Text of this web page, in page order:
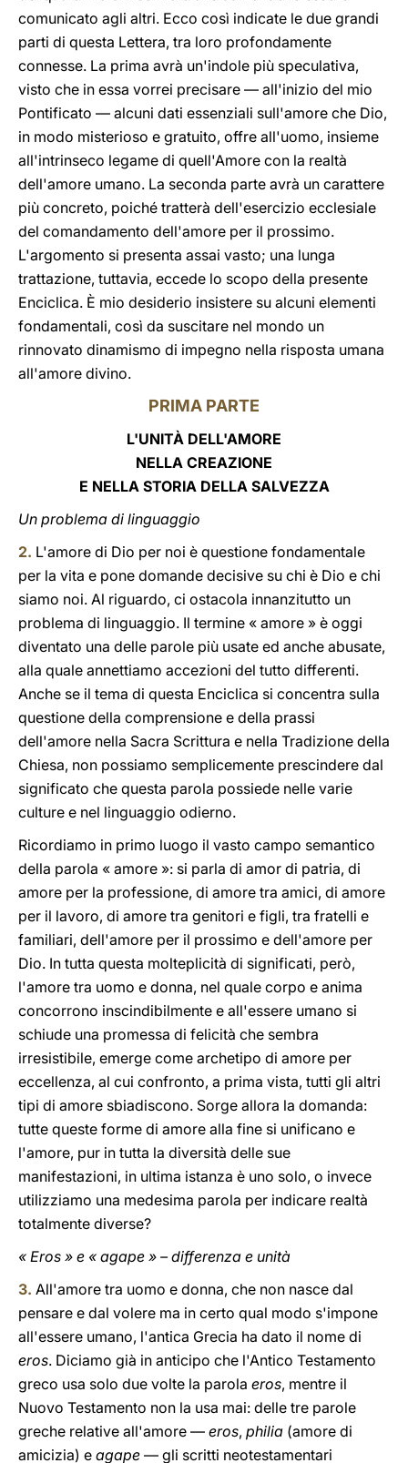
comunicato agli altri. Ecco così indicate le due grandi
parti di questa Lettera, tra loro profondamente
connesse. La prima avrà un'indole più speculativa,
visto che in essa vorrei precisare — all'inizio del mio
Pontificato — alcuni dati essenziali sull'amore che Dio,
in modo misterioso e gratuito, offre all'uomo, insieme
all'intrinseco legame di quell'Amore con la realtà
dell'amore umano. La seconda parte avrà un carattere
più concreto, poiché tratterà dell'esercizio ecclesiale
del comandamento dell'amore per il prossimo.
L'argomento si presenta assai vasto; una lunga
trattazione, tuttavia, eccede lo scopo della presente
Enciclica. È mio desiderio insistere su alcuni elementi
fondamentali, così da suscitare nel mondo un
rinnovato dinamismo di impegno nella risposta umana
all'amore divino.
PRIMA PARTE
L'UNITÀ DELL'AMORE
NELLA CREAZIONE
E NELLA STORIA DELLA SALVEZZA
Un problema di linguaggio
2. L'amore di Dio per noi è questione fondamentale
per la vita e pone domande decisive su chi è Dio e chi
siamo noi. Al riguardo, ci ostacola innanzitutto un
problema di linguaggio. Il termine « amore » è oggi
diventato una delle parole più usate ed anche abusate,
alla quale annettiamo accezioni del tutto differenti.
Anche se il tema di questa Enciclica si concentra sulla
questione della comprensione e della prassi
dell'amore nella Sacra Scrittura e nella Tradizione della
Chiesa, non possiamo semplicemente prescindere dal
significato che questa parola possiede nelle varie
culture e nel linguaggio odierno.
Ricordiamo in primo luogo il vasto campo semantico
della parola « amore »: si parla di amor di patria, di
amore per la professione, di amore tra amici, di amore
per il lavoro, di amore tra genitori e figli, tra fratelli e
familiari, dell'amore per il prossimo e dell'amore per
Dio. In tutta questa molteplicità di significati, però,
l'amore tra uomo e donna, nel quale corpo e anima
concorrono inscindibilmente e all'essere umano si
schiude una promessa di felicità che sembra
irresistibile, emerge come archetipo di amore per
eccellenza, al cui confronto, a prima vista, tutti gli altri
tipi di amore sbiadiscono. Sorge allora la domanda:
tutte queste forme di amore alla fine si unificano e
l'amore, pur in tutta la diversità delle sue
manifestazioni, in ultima istanza è uno solo, o invece
utilizziamo una medesima parola per indicare realtà
totalmente diverse?
« Eros » e « agape » – differenza e unità
3. All'amore tra uomo e donna, che non nasce dal
pensare e dal volere ma in certo qual modo s'impone
all'essere umano, l'antica Grecia ha dato il nome di
eros. Diciamo già in anticipo che l'Antico Testamento
greco usa solo due volte la parola eros, mentre il
Nuovo Testamento non la usa mai: delle tre parole
greche relative all'amore — eros, philia (amore di
amicizia) e agape — gli scritti neotestamentari